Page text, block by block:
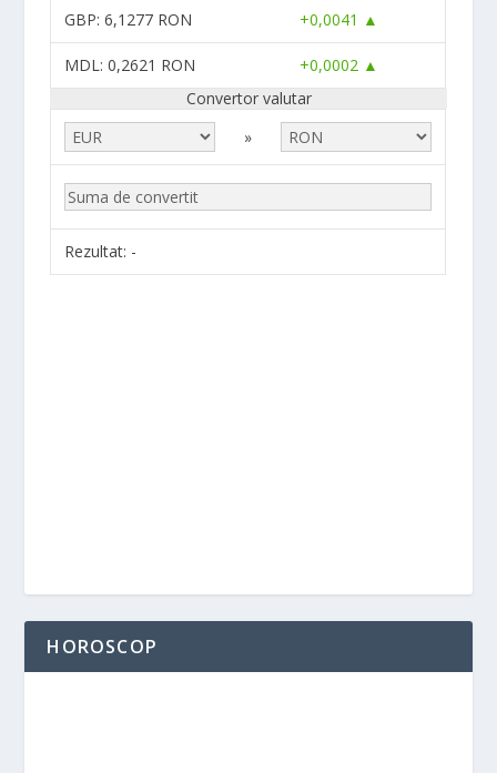
GBP: 6,1277 RON +0,0041 ▲
MDL : 0,2621 RON
+0,0002 ▲
Convertor valutar
»
Rezultat: -
HOROSCOP